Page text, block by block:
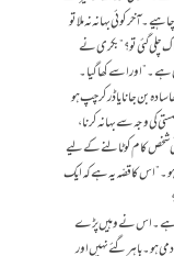
آخر کوئی بہانہ نہ ملا تو
چلی گئی تو؟”بکری نے
ہے۔” اور اسے کھا گیا۔
سادہ بن جانا یا ڈر کر چپ ہو
کی وجہ سے بہانہ کرنا،
شخص کام کو ٹالنے کے لیے
ہو۔” اس کا قصّہ یہ ہے کہ ایک
چاہتا ہے۔اس نے وہیں پڑے
ہو۔ باہر گئے نہیں اور